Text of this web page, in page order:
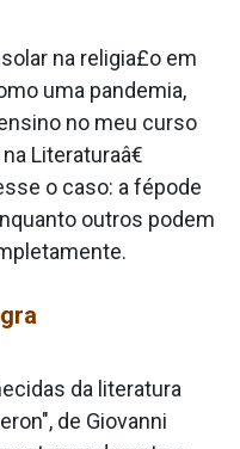
na religia£o em
uma pandemia,
no meu curso
Literaturaâ€
o caso: a fépode
outros podem
da literatura
de Giovanni